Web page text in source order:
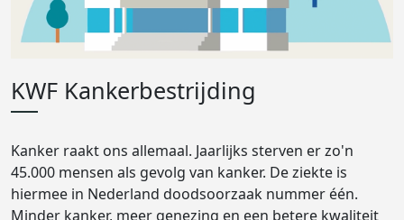
KWF Kankerbestrijding
Kanker raakt ons allemaal. Jaarlijks sterven er zo'n
45.000 mensen als gevolg van kanker. De ziekte is
hiermee in Nederland doodsoorzaak nummer één.
Minder kanker, meer genezing en een betere kwaliteit